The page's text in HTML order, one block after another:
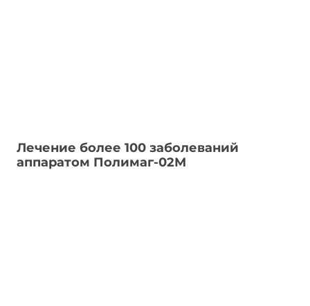
Лечение более 100 заболеваний
аппаратом Полимаг-02М